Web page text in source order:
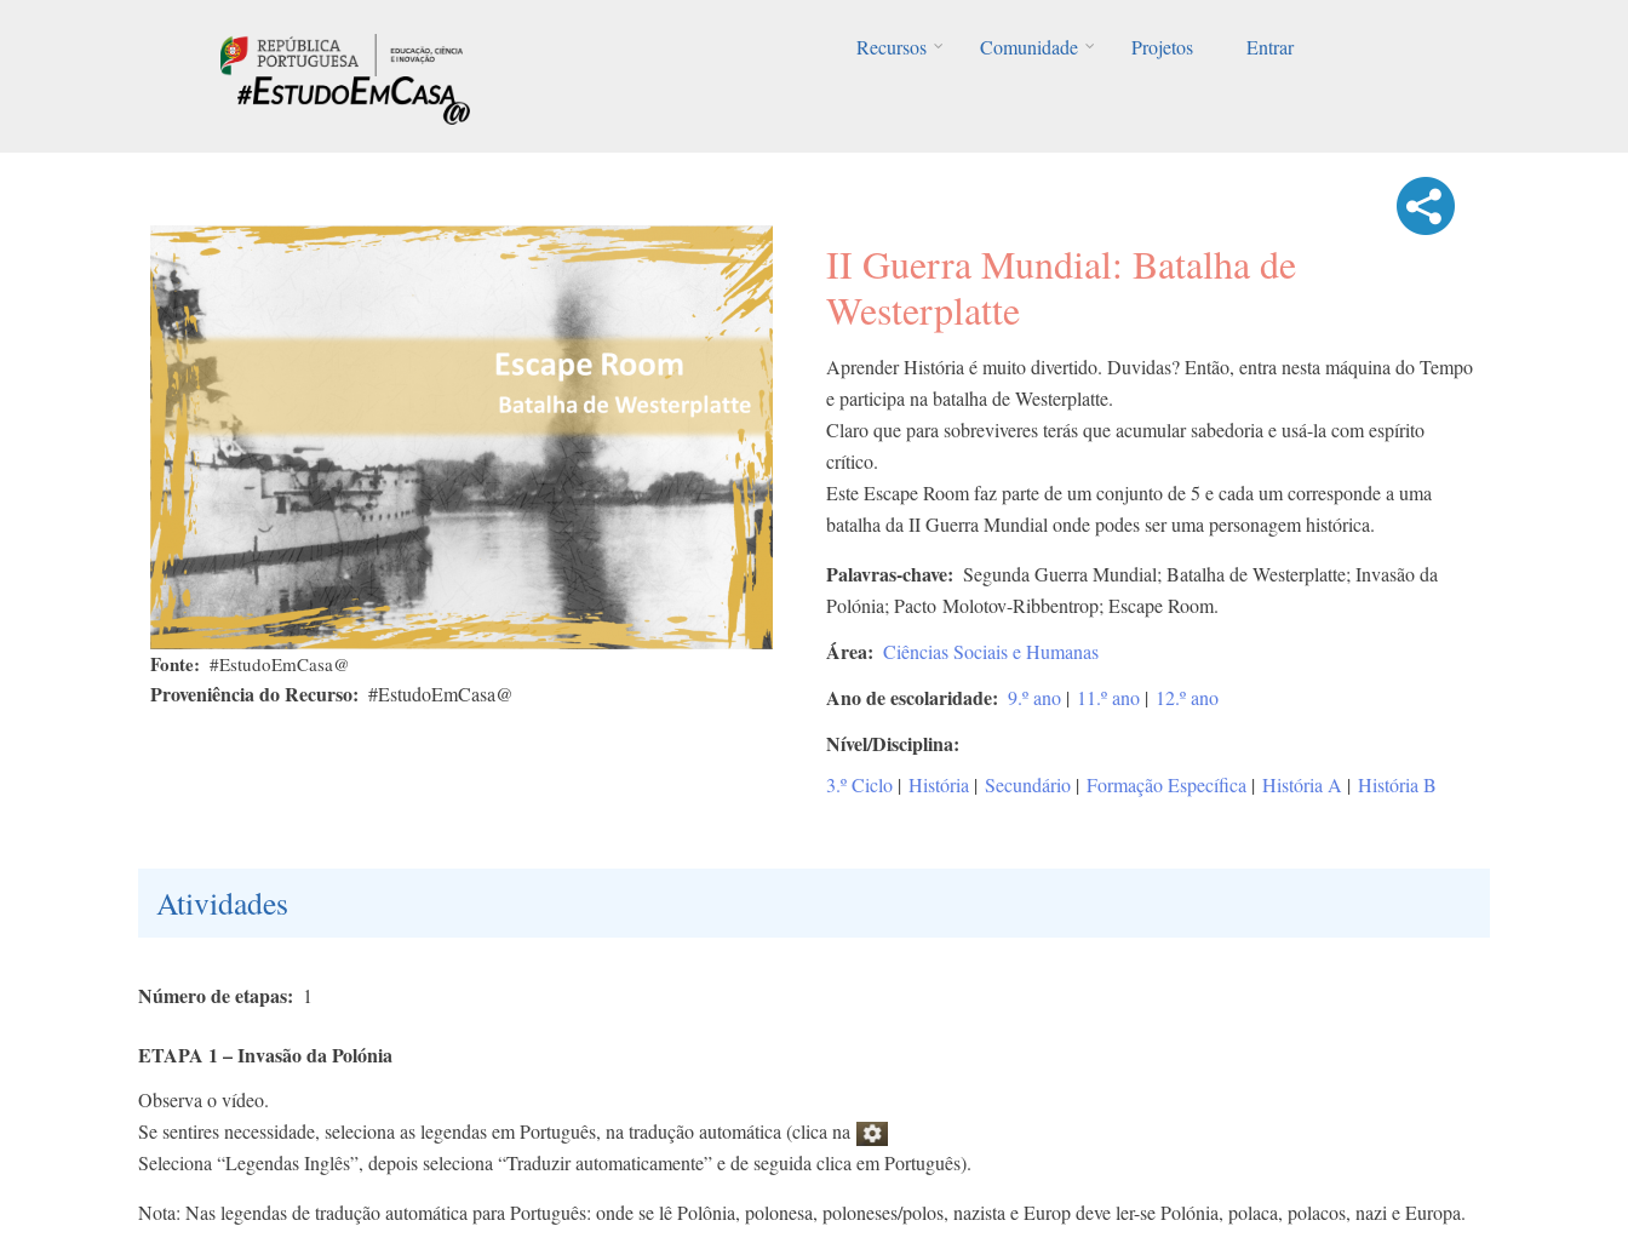
Recursos
Comunidade Projetos Entrar
Fonte #EstudoEmCasa@
Proveniência do Recurso #EstudoEmCasa@
II Guerra Mundial: Batalha de
Westerplatte
Aprender História é muito divertido. Duvidas? Então, entra nesta máquina do Tempo
e participa na batalha de Westerplatte.
Claro que para sobreviveres terás que acumular sabedoria e usá-la com espírito
crítico.
Este Escape Room faz parte de um conjunto de 5 e cada um corresponde a uma
batalha da II Guerra Mundial onde podes ser uma personagem histórica.
Palavras-chave
Segunda Guerra Mundial; Batalha de Westerplatte; Invasão da
Polónia; Pacto Molotov-Ribbentrop; Escape Room.
Área Ciências Sociais e Humanas
Ano de escolaridade 9.º ano | 11.º ano | 12.º ano
Nível/Disciplina
3.º Ciclo | História | Secundário | Formação Específica | História A | História B
Atividades
Número de etapas 1
ETAPA 1 – Invasão da Polónia
Observa o vídeo.
Se sentires necessidade, seleciona as legendas em Português, na tradução automática (clica na
Seleciona “Legendas Inglês”, depois seleciona “Traduzir automaticamente” e de seguida clica em Português).
Nota: Nas legendas de tradução automática para Português: onde se lê Polônia, polonesa, poloneses/polos, nazista e Europ deve ler-se Polónia, polaca, polacos, nazi e Europa.